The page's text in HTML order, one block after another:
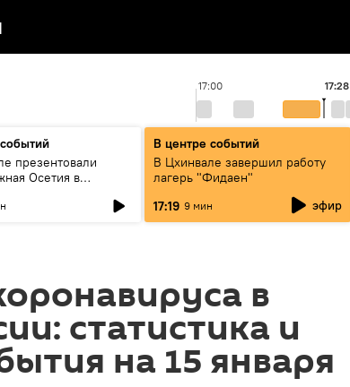
17:00 17:28
презентовали
Осетия в
В центре событий
В Цхинвале завершил работу
лагерь "Фидаен"
17:19 9 мин эфир
в
статистика и
на 15 января